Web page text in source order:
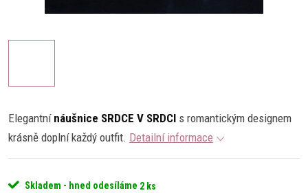
Elegantní náušnice SRDCE V SRDCI s romantickým designem
krásně doplní každý outfit. Detailní informace
Skladem - hned odesíláme 2 ks